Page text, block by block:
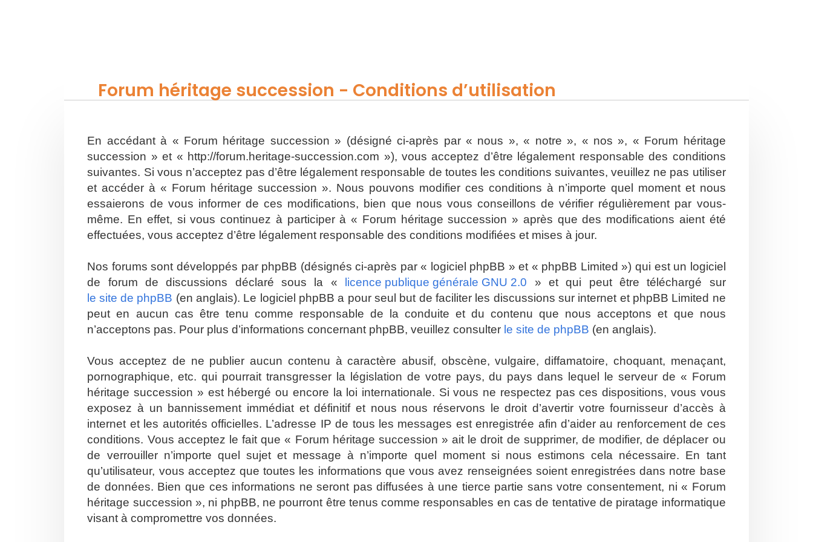
Forum héritage succession - Conditions d’utilisation
En accédant à « Forum héritage succession » (désigné ci-après par « nous », « notre », « nos », « Forum héritage
succession » et « http://forum.heritage-succession.com »), vous acceptez d’être légalement responsable des conditions
suivantes. Si vous n’acceptez pas d’être légalement responsable de toutes les conditions suivantes, veuillez ne pas utiliser
et accéder à « Forum héritage succession ». Nous pouvons modifier ces conditions à n’importe quel moment et nous
essaierons de vous informer de ces modifications, bien que nous vous conseillons de vérifier régulièrement par vous-
même. En effet, si vous continuez à participer à « Forum héritage succession » après que des modifications aient été
effectuées, vous acceptez d’être légalement responsable des conditions modifiées et mises à jour.
Nos forums sont développés par phpBB (désignés ci-après par « logiciel phpBB » et « phpBB Limited ») qui est un logiciel
de forum de discussions déclaré sous la «
licence publique générale GNU 2.0 » et qui peut être téléchargé sur
le site de phpBB (en anglais). Le logiciel phpBB a pour seul but de faciliter les discussions sur internet et phpBB Limited ne
peut en aucun cas être tenu comme responsable de la conduite et du contenu que nous acceptons et que nous
n’acceptons pas. Pour plus d’informations concernant phpBB, veuillez consulter le site de phpBB (en anglais).
Vous acceptez de ne publier aucun contenu à caractère abusif, obscène, vulgaire, diffamatoire, choquant, menaçant,
pornographique, etc. qui pourrait transgresser la législation de votre pays, du pays dans lequel le serveur de « Forum
héritage succession » est hébergé ou encore la loi internationale. Si vous ne respectez pas ces dispositions, vous vous
exposez à un bannissement immédiat et définitif et nous nous réservons le droit d’avertir votre fournisseur d’accès à
internet et les autorités officielles. L’adresse IP de tous les messages est enregistrée afin d’aider au renforcement de ces
conditions. Vous acceptez le fait que « Forum héritage succession » ait le droit de supprimer, de modifier, de déplacer ou
de verrouiller n’importe quel sujet et message à n’importe quel moment si nous estimons cela nécessaire. En tant
qu’utilisateur, vous acceptez que toutes les informations que vous avez renseignées soient enregistrées dans notre base
de données. Bien que ces informations ne seront pas diffusées à une tierce partie sans votre consentement, ni « Forum
héritage succession », ni phpBB, ne pourront être tenus comme responsables en cas de tentative de piratage informatique
visant à compromettre vos données.